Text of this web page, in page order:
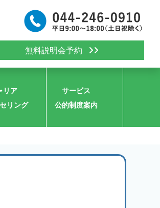
無料説明会予約
リア
リング
サービス
公的制度案内